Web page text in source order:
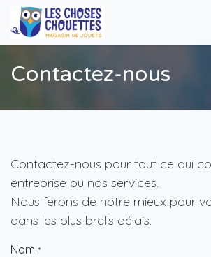
Se rendre au contenu
Contactez-nous
Contactez-nous pour tout ce qui
entreprise ou nos services.
Nous ferons de notre mieux pour
dans les plus brefs délais.
Nom *